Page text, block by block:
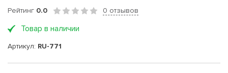
Рейтинг 0.0 0 отзывов
Товар в наличии
Артикул: RU-771